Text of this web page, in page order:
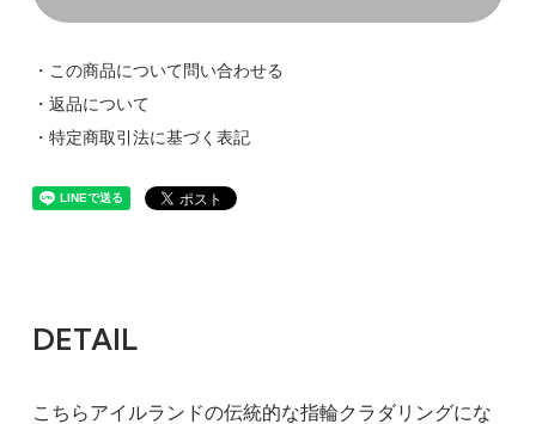
・この商品について問い合わせる
・返品について
・特定商取引法に基づく表記
DETAIL
こちらアイルランドの伝統的な指輪クラダリングにな